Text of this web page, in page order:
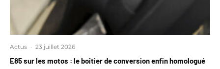
Actus · 23 juillet 2026
E85 sur les motos : le boîtier de conversion enfin homologué